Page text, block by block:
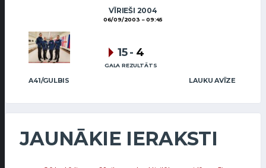
VĪRIEŠI 2004
06/09/2003 09:45
A41/GULBIS LAUKU AVĪZE
15- 4
GALA REZULTĀTS
JAUNĀKIE IERAKSTI